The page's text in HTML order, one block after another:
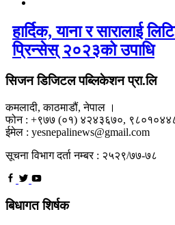
हार्दिक, याना र सारालाई
प्रिन्सेस् २०२३को उपाधि
सिजन डिजिटल पब्लिकेशन प्रा.लि
कमलादी, काठमाडौं, नेपाल ।
फोन : +९७७ (०१) ४२४३६७०,
ईमेल : yesnepalinews@gmail.com
सूचना विभाग दर्ता नम्बर : २५२९/७७-७८
बिधागत शिर्षक